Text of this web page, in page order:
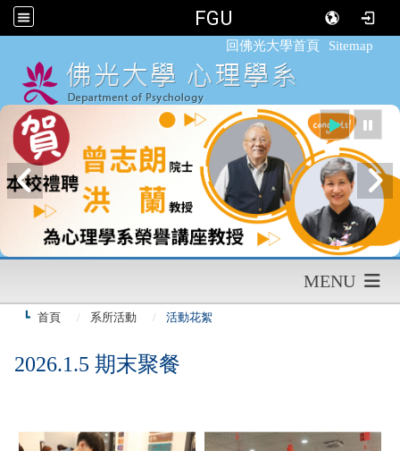
FGU
回佛光大學首頁 Sitemap
MENU
首頁 系所活動 活動花絮
2026.1.5 期末聚餐